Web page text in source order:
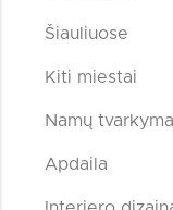
Šiauliuose
Kiti miestai
Namų
Apdaila